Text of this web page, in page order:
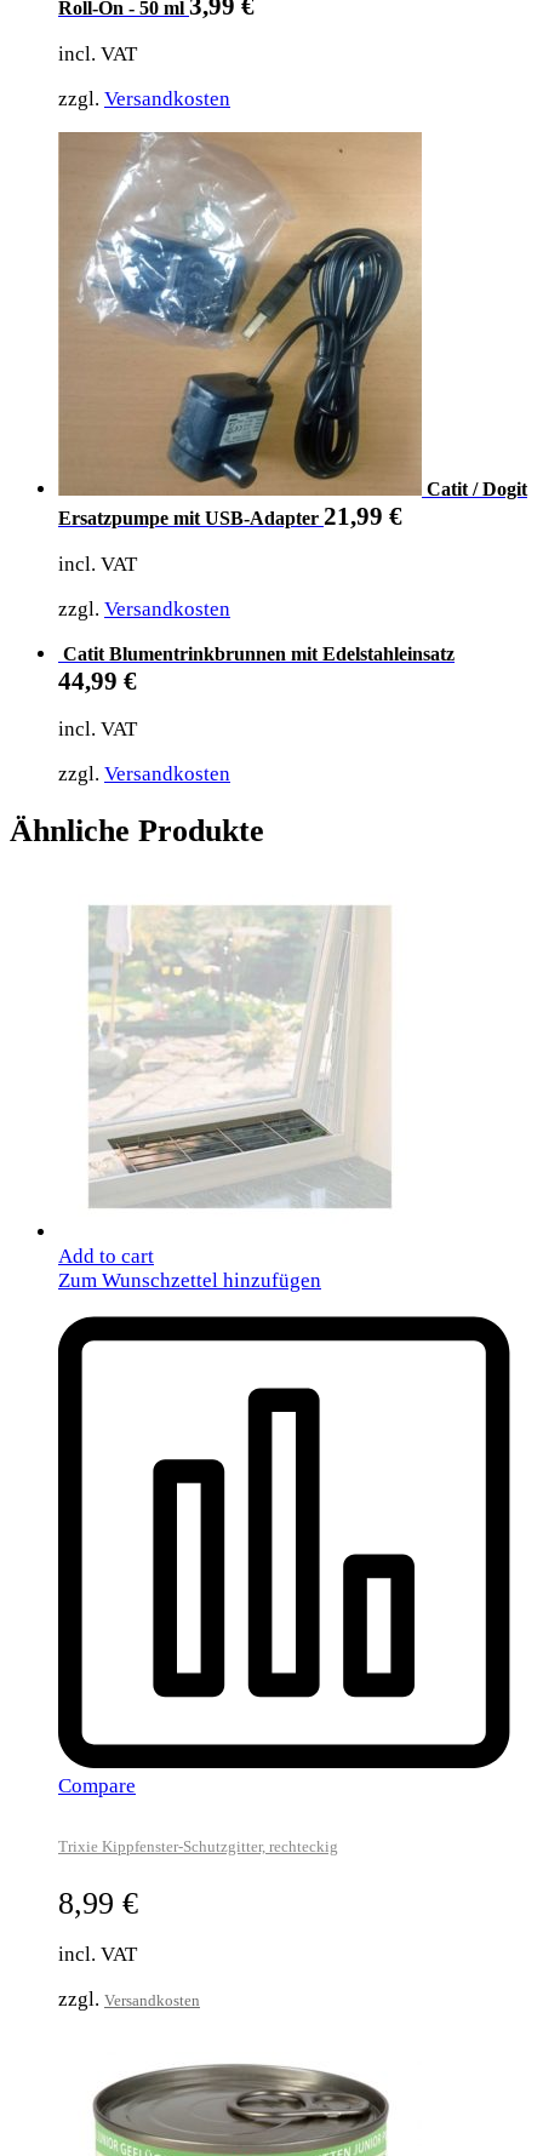
Roll-On - 50 ml 3,99 €
incl. VAT
zzgl. Versandkosten
Catit / Dogit
Ersatzpumpe mit USB-Adapter 21,99 €
incl. VAT
zzgl. Versandkosten
Catit Blumentrinkbrunnen mit Edelstahleinsatz
44,99 €
incl. VAT
zzgl. Versandkosten
Ähnliche Produkte
Add to cart
Zum Wunschzettel hinzufügen
Compare
Trixie Kippfenster-Schutzgitter, rechteckig
8,99 €
incl. VAT
zzgl. Versandkosten